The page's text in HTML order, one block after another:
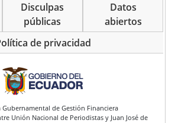
Disculpas
públicas
Datos
abiertos
de privacidad
Gubernamental de Gestión Financiera
Unión Nacional de Periodistas y Juan José de